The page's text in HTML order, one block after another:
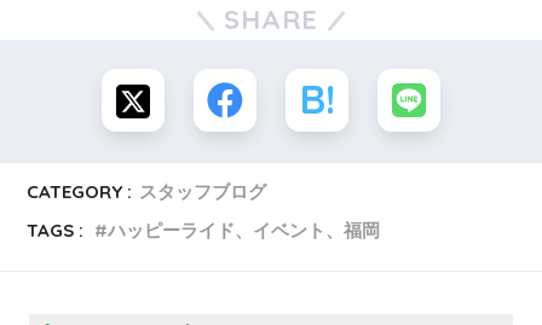
SHARE
CATEGORY : スタッフブログ
TAGS :
ハッピーライド、イベント、福岡